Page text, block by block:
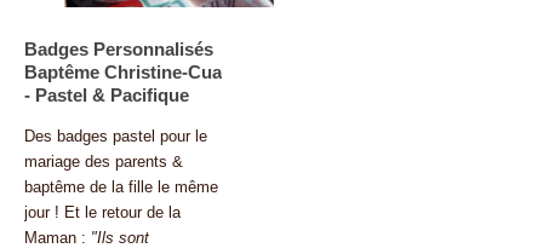
Badges Personnalisés
Baptême Christine-Cua
- Pastel & Pacifique
Des badges pastel pour le
mariage des parents &
baptême de la fille le même
jour ! Et le retour de la
Maman : "Ils sont